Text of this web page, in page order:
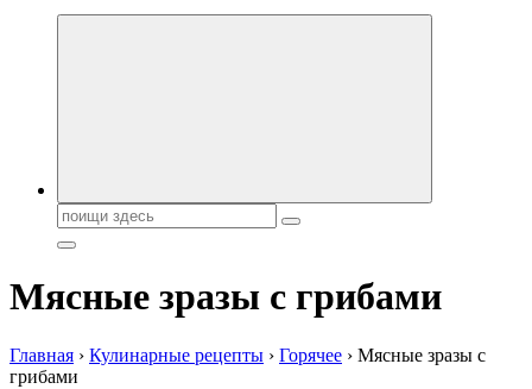
Секреты молодости, красоты и долголетия. Гламурный журнал
Поиск:
Мясные зразы с грибами
Главная › Кулинарные рецепты › Горячее › Мясные зразы с
грибами